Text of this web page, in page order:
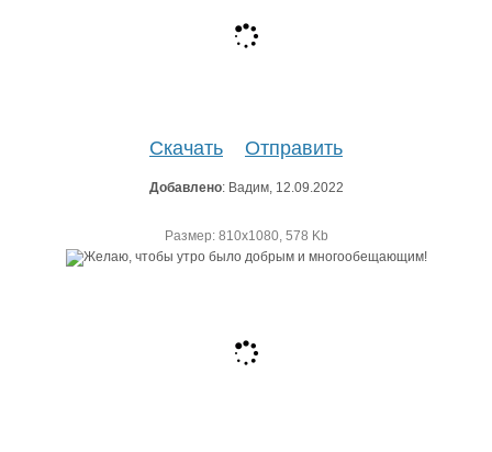
Скачать Отправить
Добавлено: Вадим, 12.09.2022
Размер: 810х1080, 578 Kb